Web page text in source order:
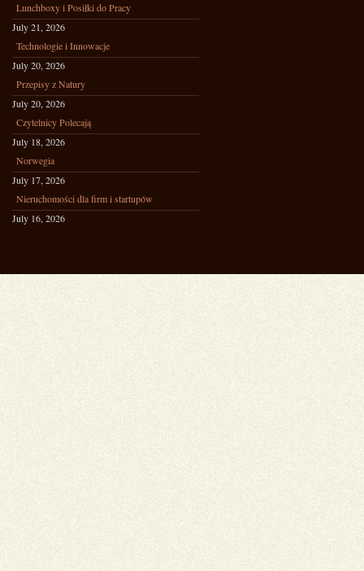
Lunchboxy i Posiłki do Pracy
July 21, 2026
Technologie i Innowacje
July 20, 2026
Przepisy z Natury
July 20, 2026
Czytelnicy Polecają
July 18, 2026
Norwegia
July 17, 2026
Nieruchomości dla firm i startupów
July 16, 2026